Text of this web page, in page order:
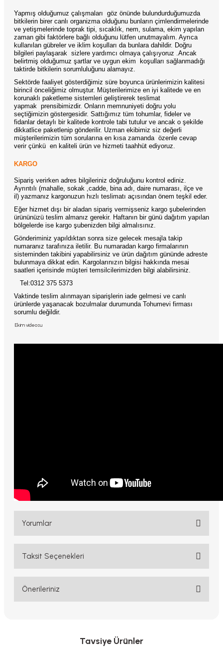
Yapmış olduğumuz çalışmaları göz önünde bulundurduğumuzda
bitkilerin birer canlı organizma olduğunu bunların çimlendirmelerinde
ve yetişmelerinde toprak tipi, sıcaklık, nem, sulama, ekim yapılan
zaman gibi faktörlere bağlı olduğunu lütfen unutmayalım. Ayrıca
kullanılan gübreler ve iklim koşulları da bunlara dahildir. Doğru
bilgileri paylaşarak sizlere yardımcı olmaya çalışıyoruz .Ancak
belirtmiş olduğumuz şartlar ve uygun ekim
koşulları sağlanmadığı
taktirde bitkilerin sorumluluğunu alamayız.
Sektörde faaliyet gösterdiğimiz süre boyunca ürünlerimizin kalitesi
birincil önceliğimiz olmuştur. Müşterilerimize en iyi kalitede ve en
korunaklı paketleme sistemleri geliştirerek teslimat
yapmak prensibimizdir. Onların memnuniyeti doğru yolu
seçtiğimizin göstergesidir. Sattığımız tüm tohumlar, fideler ve
fidanlar detaylı bir kalitede kontrole tabi tutulur ve ancak o şekilde
dikkatlice paketlenip gönderilir. Uzman ekibimiz siz değerli
müşterilerimizin tüm sorularına en kısa zamanda özenle cevap
verir çünkü en kaliteli ürün ve hizmeti taahhüt ediyoruz.
KARGO
Sipariş verirken adres bilgileriniz doğruluğunu kontrol ediniz.
Ayrıntılı (mahalle, sokak ,cadde, bina adı, daire numarası, ilçe ve
il) yazmanız kargonuzun hızlı teslimatı açısından önem teşkil eder.
Eğer hizmet dışı bir aladan sipariş vermişseniz kargo şubelerinden
ürününüzü teslim almanız gerekir. Haftanın bir günü dağıtım yapılan
bölgelerde ise kargo şubenizden bilgi almalısınız.
Gönderiminiz yapıldıktan sonra size gelecek mesajla takip
numaranız tarafınıza iletilir. Bu numaradan kargo firmalarının
sisteminden takibini yapabilirsiniz ve ürün dağıtım gününde adreste
bulunmaya dikkat edin. Kargolarınızın bilgisi hakkında mesai
saatleri içerisinde müşteri temsilcilerimizden bilgi alabilirsiniz.
Tel:0312 375 5373
Vaktinde teslim alınmayan siparişlerin iade gelmesi ve canlı
ürünlerde yaşanacak bozulmalar durumunda Tohumevi firması
sorumlu değildir.
Ekim videosu
Yorumlar
Bu ürüne ilk yorumu siz yapın!
Taksit Seçenekleri
Önerileriniz
Görüş ve önerileriniz için teşekkür ederiz.
Tavsiye Ürünler